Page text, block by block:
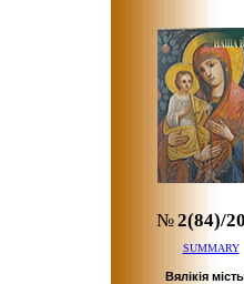
№2(84)/
SUMMARY
Вялікія